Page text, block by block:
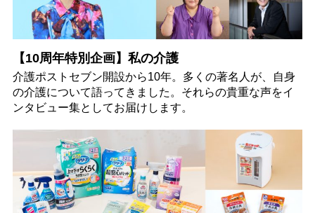
【10周年特別企画】私の介護
介護ポストセブン開設から10年。多くの著名人が、自身
の介護について語ってきました。それらの貴重な声をイ
ンタビュー集としてお届けします。